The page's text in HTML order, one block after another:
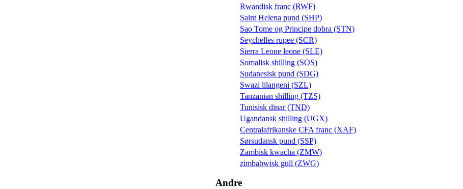
Rwandisk franc (RWF)
Saint Helena pund (SHP)
Sao Tome og Principe dobra (STN)
Seychelles rupee (SCR)
Sierra Leone leone (SLE)
Somalisk shilling (SOS)
Sudanesisk pund (SDG)
Swazi lilangeni (SZL)
Tanzanian shilling (TZS)
Tunisisk dinar (TND)
Ugandansk shilling (UGX)
Centralafrikanske CFA franc (XAF)
Sørsudansk pund (SSP)
Zambisk kwacha (ZMW)
zimbabwisk gull (ZWG)
Andre